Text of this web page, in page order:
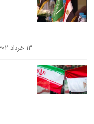
۱۳ خرداد ۱۴۰۲